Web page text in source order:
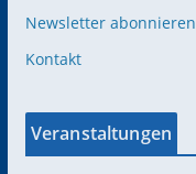
Newsletter abonnieren
Kontakt
Veranstaltungen